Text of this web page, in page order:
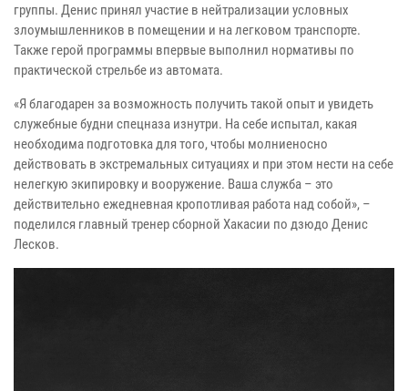
группы. Денис принял участие в нейтрализации условных
злоумышленников в помещении и на легковом транспорте.
Также герой программы впервые выполнил нормативы по
практической стрельбе из автомата.
«Я благодарен за возможность получить такой опыт и увидеть
служебные будни спецназа изнутри. На себе испытал, какая
необходима подготовка для того, чтобы молниеносно
действовать в экстремальных ситуациях и при этом нести на себе
нелегкую экипировку и вооружение. Ваша служба – это
действительно ежедневная кропотливая работа над собой», –
поделился главный тренер сборной Хакасии по дзюдо Денис
Лесков.